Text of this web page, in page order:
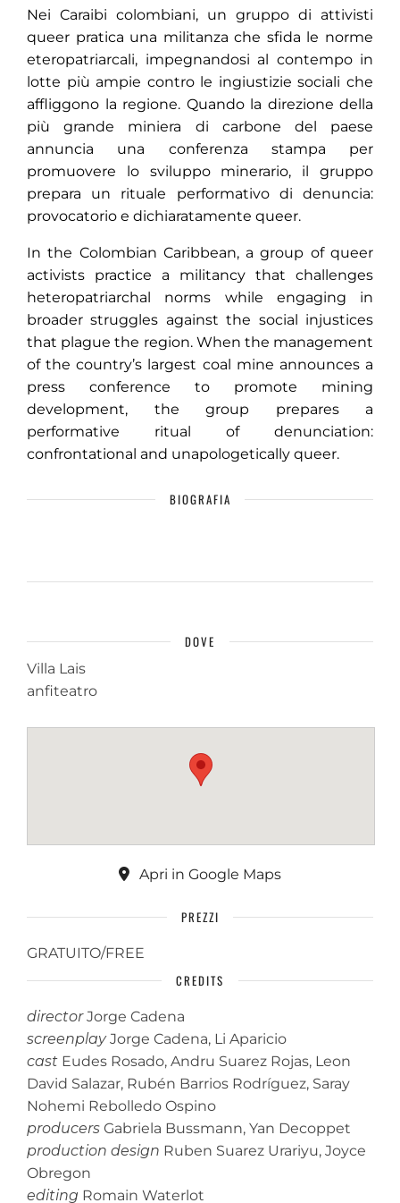
Nei Caraibi colombiani, un gruppo di attivisti
queer pratica una militanza che sfida le norme
eteropatriarcali, impegnandosi al contempo in
lotte più ampie contro le ingiustizie sociali che
affliggono la regione. Quando la direzione della
più grande miniera di carbone del paese
annuncia una conferenza stampa per
promuovere lo sviluppo minerario, il gruppo
prepara un rituale performativo di denuncia:
provocatorio e dichiaratamente queer.
In the Colombian Caribbean, a group of queer
activists practice a militancy that challenges
heteropatriarchal norms while engaging in
broader struggles against the social injustices
that plague the region. When the management
of the country’s largest coal mine announces a
press conference to promote mining
development, the group prepares a
performative ritual of denunciation:
confrontational and unapologetically queer.
BIOGRAFIA
DOVE
Villa Lais
anfiteatro
Apri in Google Maps
PREZZI
GRATUITO/FREE
CREDITS
directorJorge Cadena
screenplayJorge Cadena, Li Aparicio
cast Eudes Rosado, Andru Suarez Rojas, Leon
David Salazar, Rubén Barrios Rodríguez, Saray
Nohemi Rebolledo Ospino
producers Gabriela Bussmann, Yan Decoppet
production design Ruben Suarez Urariyu, Joyce
Obregon
editing Romain Waterlot